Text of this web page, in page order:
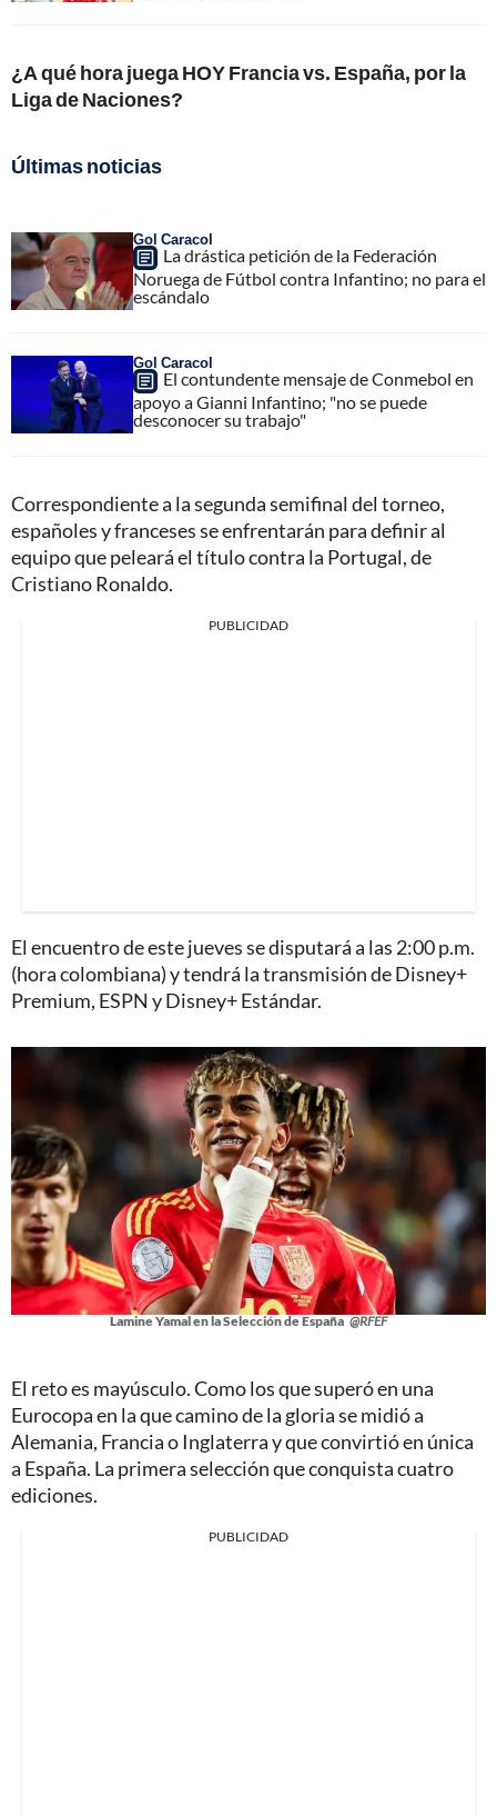
¿A qué hora juega HOY Francia vs. España, por la
Liga de Naciones?
Últimas noticias
Gol Caracol
La drástica petición de la Federación
Noruega de Fútbol contra Infantino; no para el
escándalo
Gol Caracol
El contundente mensaje de Conmebol en
apoyo a Gianni Infantino; "no se puede
desconocer su trabajo"
Correspondiente a la segunda semifinal del torneo,
españoles y franceses se enfrentarán para definir al
equipo que peleará el título contra la Portugal, de
Cristiano Ronaldo.
PUBLICIDAD
El encuentro de este jueves se disputará a las 2:00 p.m.
(hora colombiana) y tendrá la transmisión de Disney+
Premium, ESPN y Disney+ Estándar.
Lamine Yamal en la Selección de España @RFEF
El reto es mayúsculo. Como los que superó en una
Eurocopa en la que camino de la gloria se midió a
Alemania, Francia o Inglaterra y que convirtió en única
a España. La primera selección que conquista cuatro
ediciones.
PUBLICIDAD